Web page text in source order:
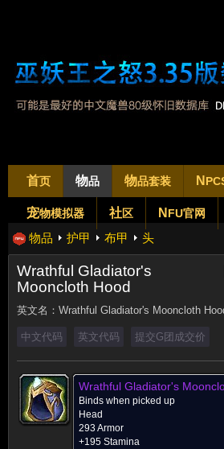
首页 物品 物品套装 N
宠物模拟器 社区 N FU官网
物品 护甲 布甲 头
Wrathful Gladiator's
Mooncloth Hood
英文名： Wrathful Gladiator's Mooncloth
中文代码 英文代码 提交G团成交价
Wrathful Gladiator's
Binds when picked up
Head
293 Armor
+195 Stamina